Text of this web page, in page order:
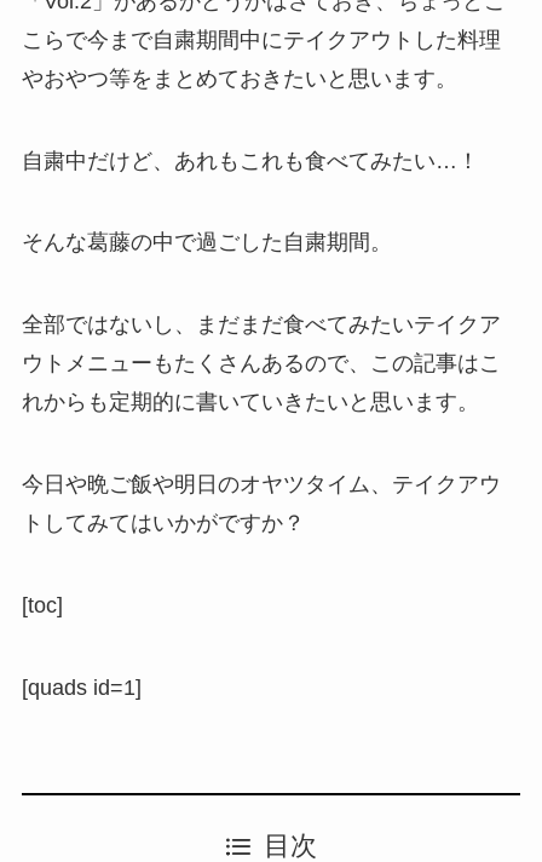
こらで今まで自粛期間中にテイクアウトした料理
やおやつ等をまとめておきたいと思います。
自粛中だけど、あれもこれも食べてみたい…！
そんな葛藤の中で過ごした自粛期間。
全部ではないし、まだまだ食べてみたいテイクア
ウトメニューもたくさんあるので、この記事はこ
れからも定期的に書いていきたいと思います。
今日や晩ご飯や明日のオヤツタイム、テイクアウ
トしてみてはいかがですか？
[toc]
[quads id=1]
目次